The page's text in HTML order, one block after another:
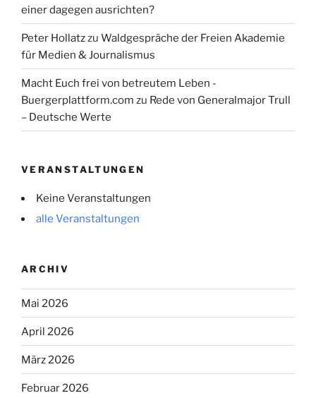
einer dagegen ausrichten?
Peter Hollatzzu Waldgespräche der Freien Akademie
für Medien & Journalismus
Macht Euch frei von betreutem Leben -
Buergerplattform.com zu Rede von Generalmajor Trull
– Deutsche Werte
VERANSTALTUNGEN
Keine Veranstaltungen
alle Veranstaltungen
ARCHIV
Mai 2026
April 2026
März 2026
Februar 2026